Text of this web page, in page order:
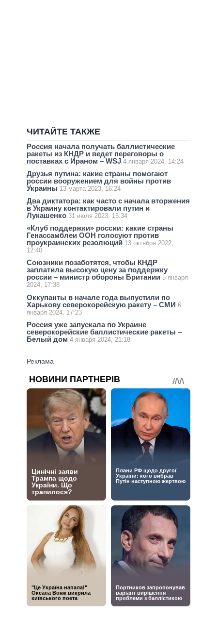
ЧИТАЙТЕ ТАКЖЕ
Россия начала получать баллистические
ракеты из КНДР и ведет переговоры о
поставках с Ираном – WSJ 4 января 2024, 14:24
Друзья путина: какие страны помогают
россии вооружением для войны против
Украины 13 марта 2023, 16:24
Два диктатора: как часто с начала вторжения
в Украину контактировали путин и
Лукашенко 31 июля 2023, 15:34
«Клуб поддержки» россии: какие страны
Генассамблеи ООН голосуют против
проукраинских резолюций 13 октября 2022,
12:40
Союзники позаботятся, чтобы КНДР
заплатила высокую цену за поддержку
россии – министр обороны Британии 5 января
2024, 17:38
Оккупанты в начале года выпустили по
Харькову северокорейскую ракету – СМИ 6
января 2024, 17:23
Россия уже запускала по Украине
северокорейские баллистические ракеты –
Белый дом 4 января 2024, 21:18